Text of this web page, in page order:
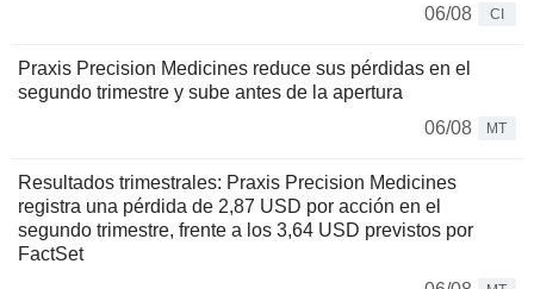
06/08
CI
Praxis Precision Medicines reduce sus pérdidas en el
segundo trimestre y sube antes de la apertura
06/08
MT
Resultados trimestrales: Praxis Precision Medicines
registra una pérdida de 2,87 USD por acción en el
segundo trimestre, frente a los 3,64 USD previstos por
FactSet